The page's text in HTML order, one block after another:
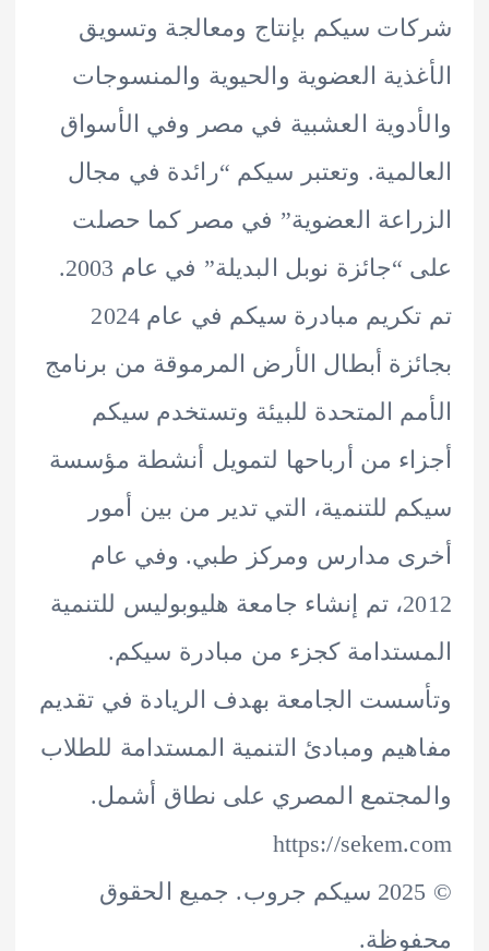
سيكم بإنتاج ومعالجة وتسويق
العضوية والحيوية والمنسوجات
العشبية في مصر وفي الأسواق
وتعتبر سيكم “رائدة في مجال
العضوية” في مصر كما حصلت
على “جائزة نوبل البديلة” في عام 2003.
تم تكريم مبادرة سيكم في عام 2024
أبطال الأرض المرموقة من برنامج
المتحدة للبيئة وتستخدم سيكم
من أرباحها لتمويل أنشطة مؤسسة
للتنمية، التي تدير من بين أمور
مدارس ومركز طبي. وفي عام
2012، تم إنشاء جامعة هليوبوليس للتنمية
كجزء من مبادرة سيكم.
الجامعة بهدف الريادة في تقديم
ومبادئ التنمية المستدامة للطلاب
المصري على نطاق أشمل.
https://
©️ 2025 سيكم جروب. جميع الحقوق